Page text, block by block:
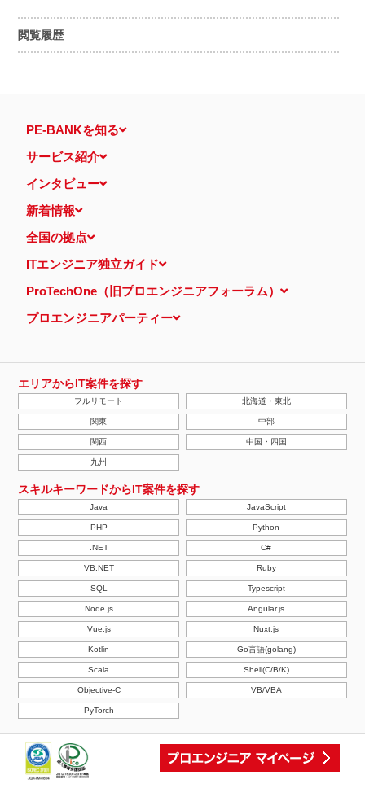
閲覧履歴
PE-BANKを知る
サービス紹介
インタビュー
新着情報
全国の拠点
ITエンジニア独立ガイド
ProTechOne（旧プロエンジニアフォーラム）
プロエンジニアパーティー
エリアからIT案件を探す
フルリモート 北海道・東北
関東 中部
関西 中国・四国
九州
スキルキーワードからIT案件を探す
Java JavaScript
PHP Python
.NET C#
VB.NET Ruby
SQL Typescript
Node.js Angular.js
Vue.js Nuxt.js
Kotlin Go言語(golang)
Scala Shell(C/B/K)
Objective-C VB/VBA
PyTorch